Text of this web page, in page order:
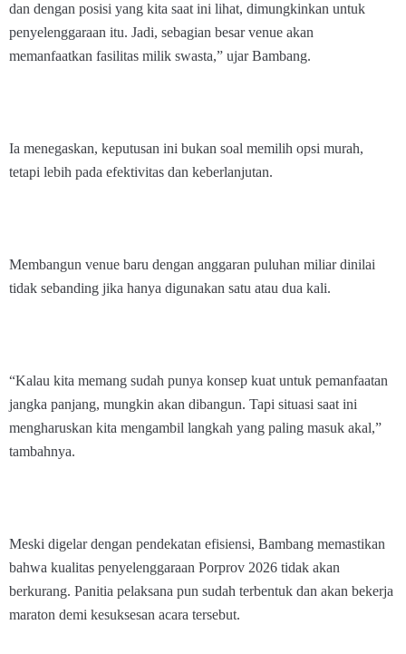
dan dengan posisi yang kita saat ini lihat, dimungkinkan untuk
penyelenggaraan itu. Jadi, sebagian besar venue akan
memanfaatkan fasilitas milik swasta,” ujar Bambang.
Ia menegaskan, keputusan ini bukan soal memilih opsi murah,
tetapi lebih pada efektivitas dan keberlanjutan.
Membangun venue baru dengan anggaran puluhan miliar dinilai
tidak sebanding jika hanya digunakan satu atau dua kali.
“Kalau kita memang sudah punya konsep kuat untuk pemanfaatan
jangka panjang, mungkin akan dibangun. Tapi situasi saat ini
mengharuskan kita mengambil langkah yang paling masuk akal,”
tambahnya.
Meski digelar dengan pendekatan efisiensi, Bambang memastikan
bahwa kualitas penyelenggaraan Porprov 2026 tidak akan
berkurang. Panitia pelaksana pun sudah terbentuk dan akan bekerja
maraton demi kesuksesan acara tersebut.